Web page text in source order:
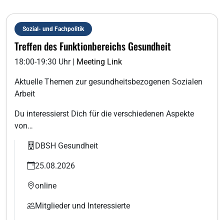
Sozial- und Fachpolitik
Treffen des Funktionbereichs Gesundheit
18:00-19:30 Uhr | Meeting Link
Aktuelle Themen zur gesundheitsbezogenen Sozialen
Arbeit
Du interessierst Dich für die verschiedenen Aspekte
von…
DBSH Gesundheit
25.08.2026
online
Mitglieder und Interessierte